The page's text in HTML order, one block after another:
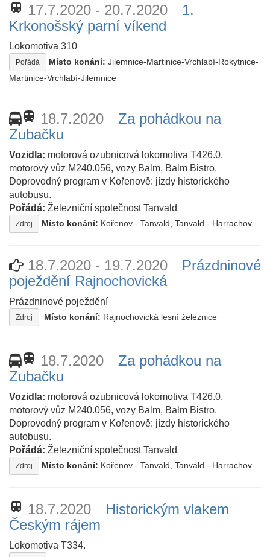
train 17.7.2020 - 20.7.2020
1.
Krkonošský parní víkend
Lokomotiva 310
Pořádá Místo konání: Jilemnice-Martinice-Vrchlabí-Rokytnice-
Martinice-Vrchlabí-Jilemnice
train 18.7.2020
Za pohádkou na
Zubačku
Vozidla: motorová ozubnicová lokomotiva T426.0,
motorový vůz M240.056, vozy Balm, Balm Bistro.
Doprovodný program v Kořenově: jízdy historického
autobusu.
Pořádá: Železniční společnost Tanvald
Zdroj Místo konání: Kořenov - Tanvald, Tanvald - Harrachov
18.7.2020 - 19.7.2020
Prázdninové
poježdění Rajnochovická
Prázdninové poježdění
Zdroj Místo konání: Rajnochovická lesní železnice
train 18.7.2020
Za pohádkou na
Zubačku
Vozidla: motorová ozubnicová lokomotiva T426.0,
motorový vůz M240.056, vozy Balm, Balm Bistro.
Doprovodný program v Kořenově: jízdy historického
autobusu.
Pořádá: Železniční společnost Tanvald
Zdroj Místo konání: Kořenov - Tanvald, Tanvald - Harrachov
train 18.7.2020
Historickým vlakem
Českým rájem
Lokomotiva T334.